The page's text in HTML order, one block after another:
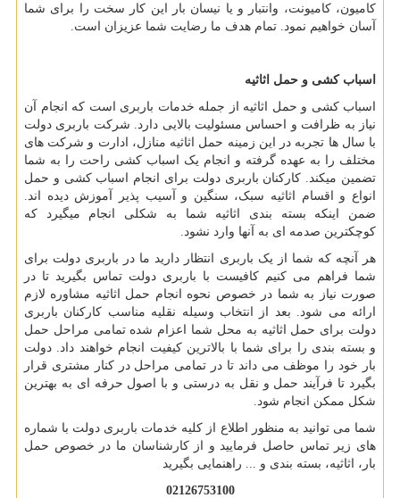
کامیون، کامیونت، وانتبار و یا نیسان بار این کار سخت را برای شما
آسان خواهیم نمود. تمام هدف ما رضایت شما عزیزان است
اسباب کشی و حمل اثاثیه
اسباب کشی و حمل اثاثیه از جمله خدمات باربری است که انجام آن
نیاز به ظرافت و احساس مسئولیت بالایی دارد. شرکت باربری دولت
با سال ها تجربه در این زمینه حمل اثاثیه منازل، ادارت و شرکت های
مختلف را به عهده گرفته و انجام یک اسباب کشی راحت را به شما
تضمین میکند. کارکنان باربری دولت برای انجام اسباب کشی و حمل
انواع و اقسام اثاثیه سبک، سنگین و آسیب پذیر آموزش دیده اند.
ضمن اینکه بسته بندی اثاثیه شما به شکلی انجام میگیرد که
کوچکترین صدمه ای به آنها وارد نشود.
هر آنچه که شما از یک باربری انتظار دارید ما در باربری دولت برای
شما فراهم می کنیم کافیست با باربری دولت تماس بگیرید تا در
صورت نیاز به شما در خصوص نحوه انجام حمل اثاثیه مشاوره لازم
ارائه می شود. بعد از انتخاب وسیله نقلیه مناسب کارکنان باربری
دولت برای حمل اثاثیه به محل شما اعزام شده تمامی مراحل حمل
و بسته بندی را برای شما با بالاترین کیفیت انجام خواهند داد. دولت
بار خود را موظف می داند تا در تمامی مراحل در کنار مشتری قرار
بگیرد تا فرآیند حمل و نقل به درستی و با اصول حرفه ای به بهترین
شکل ممکن انجام شود
شما می توانید به منظور اطلاع از کلیه خدمات باربری دولت با شماره
های زیر تماس حاصل فرمایید و از کارشناسان ما در خصوص حمل
بار، اثاثیه، بسته بندی و ... راهنمایی بگیرید
02126753100